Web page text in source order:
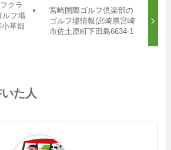
クラ
ルフ場
草畑
宮崎国際ゴルフ倶楽部の
ゴルフ場情報|宮崎県宮崎
市佐土原町下田島6634-1
た人